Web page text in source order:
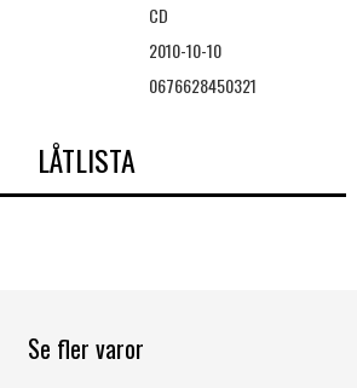
CD
2010-10-10
0676628450321
LÅTLISTA
Se fler varor